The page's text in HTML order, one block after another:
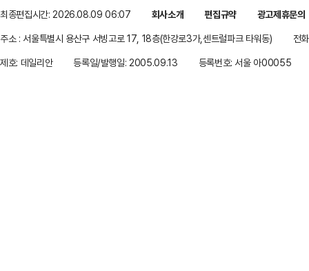
최종편집시간: 2026.08.09 06:07 회사소개 편집규약
광고제휴문의
주소 : 서울특별시 용산구 서빙고로 17, 18층(한강로3가,센트럴파크 타워동)
전
제호: 데일리안
등록일/발행일: 2005.09.13 등록번호: 서울 아00055